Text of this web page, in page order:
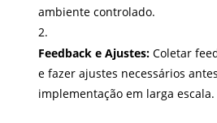
ambiente controlado.
Feedback e Ajustes: Coletar
e fazer ajustes necessários
implementação em larga escala.